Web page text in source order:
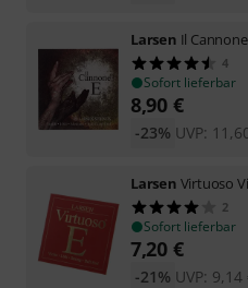
Larsen Il
4
Sofort lieferbar
8,90 €
UVP:
-23%
Larsen Virtuoso
2
Sofort lieferbar
7,20 €
UVP: 9,14
-21%